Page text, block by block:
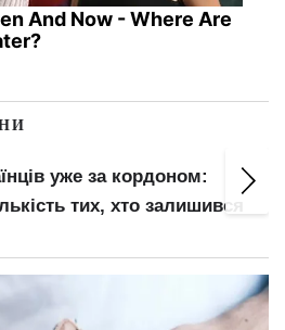
And Now - Where Are
уже за кордоном:
тих, хто залишився